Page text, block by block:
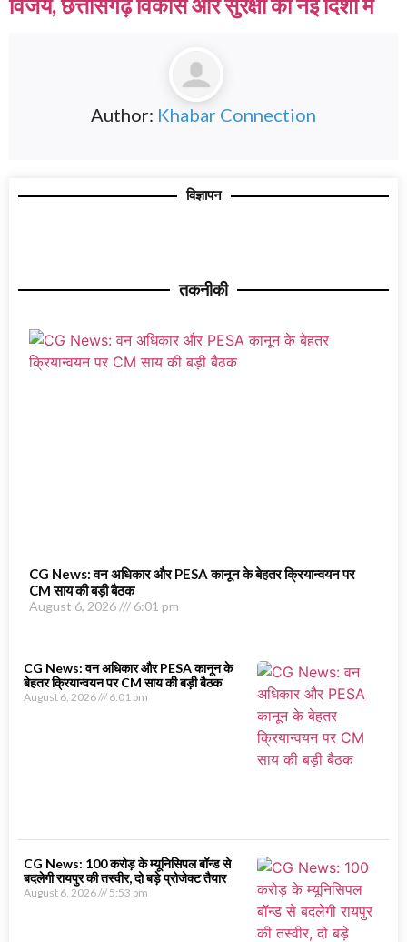
Author: Khabar Connection
विज्ञापन
तकनीकी
CG News: वन अधिकार और PESA कानून के बेहतर क्रियान्वयन पर
CM साय की बड़ी बैठक
August 6, 2026 6:01 pm
CG News: वन अधिकार और PESA कानून के
बेहतर क्रियान्वयन पर CM साय की बड़ी बैठक
August 6, 2026 6:01 pm
CG News: 100 करोड़ के म्यूनिसिपल बॉन्ड से
बदलेगी रायपुर की तस्वीर, दो बड़े प्रोजेक्ट तैयार
August 6, 2026 5:53 pm